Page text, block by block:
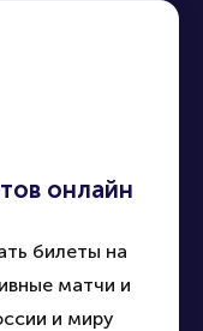
онлайн
билеты на
матчи и
и миру